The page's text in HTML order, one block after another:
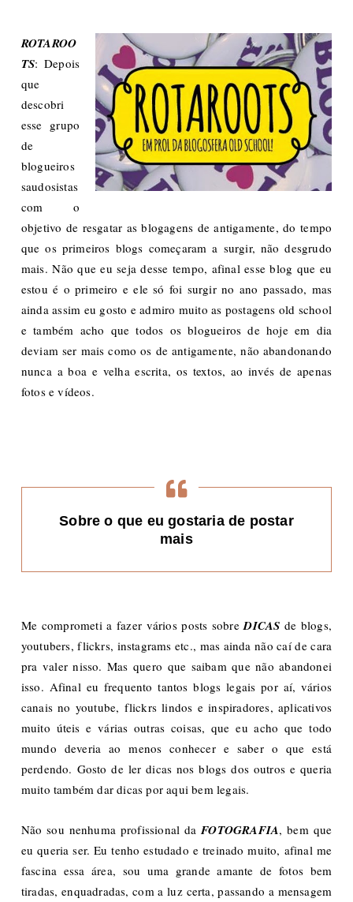
ROTAROO
TS: Depois
que
descobri
esse grupo
de
blogueiros
saudosistas
com o
objetivo de resgatar as blogagens de antigamente, do tempo
que os primeiros blogs começaram a surgir, não desgrudo
mais. Não que eu seja desse tempo, afinal esse blog que eu
estou é o primeiro e ele só foi surgir no ano passado, mas
ainda assim eu gosto e admiro muito as postagens old school
e também acho que todos os blogueiros de hoje em dia
deviam ser mais como os de antigamente, não abandonando
nunca a boa e velha escrita, os textos, ao invés de apenas
fotos e vídeos.
Sobre o que eu gostaria de postar
mais
Me comprometi a fazer vários posts sobreDICAS de blogs,
youtubers, flickrs, instagrams etc., mas ainda não caí de cara
pra valer nisso. Mas quero que saibam que não abandonei
isso. Afinal eu frequento tantos blogs legais por aí, vários
canais no youtube, flickrs lindos e inspiradores, aplicativos
muito úteis e várias outras coisas, que eu acho que todo
mundo deveria ao menos conhecer e saber o que está
perdendo. Gosto de ler dicas nos blogs dos outros e queria
muito também dar dicas por aqui bem legais.
Não sou nenhuma profissional da FOTOGRAFIA, bem que
eu queria ser. Eu tenho estudado e treinado muito, afinal me
fascina essa área, sou uma grande amante de fotos bem
tiradas, enquadradas, com a luz certa, passando a mensagem